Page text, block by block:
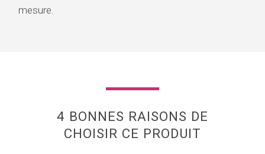
mesure.
4 BONNES RAISONS DE
CHOISIR CE PRODUIT